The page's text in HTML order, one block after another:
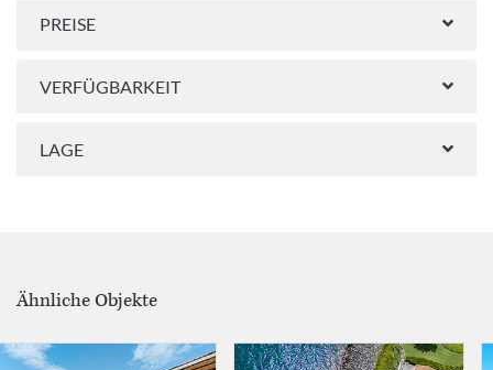
PREISE
VERFÜGBARKEIT
LAGE
Ähnliche Objekte